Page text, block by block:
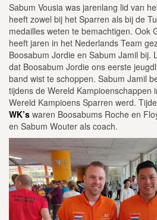
Sabum Vousia was jarenlang lid van
heeft zowel bij het Sparren als bij de
medailles weten te bemachtigen. Ook
heeft jaren in het Nederlands Team
Boosabum Jordie en Sabum Jamil bij.
dat Boosabum Jordie ons eerste
band wist te schoppen. Sabum Jamil
tijdens de Wereld Kampioenschappen
Wereld Kampioens Sparren werd.
WK’s waren Boosabums Roche en
en Sabum Wouter als coach.